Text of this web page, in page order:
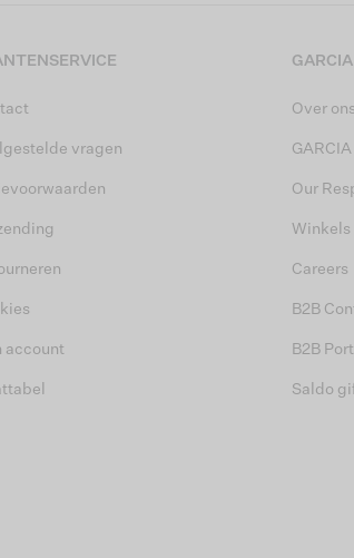
vragen
account
GARCIA
Over ons
Our
Winkels
Careers
B2B
B2B
Saldo